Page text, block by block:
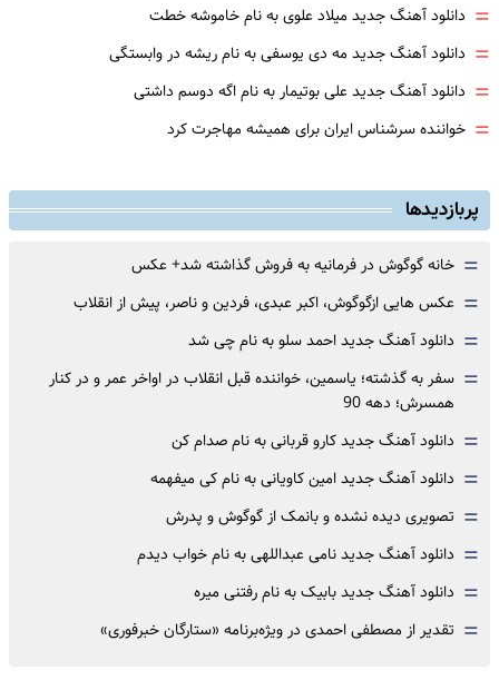
= دانلود آهنگ جدید میلاد علوی به نام خاموشه خطت
= دانلود آهنگ جدید مه دی یوسفی به نام ریشه در وابستگی
= دانلود آهنگ جدید علی بوتیمار به نام اگه دوسم داشتی
= خواننده سرشناس ایران برای همیشه مهاجرت کرد
پربازدیدها
= خانه گوگوش در فرمانیه به فروش گذاشته شد+ عکس
= عکس هایی ازگوگوش، اکبر عبدی، فردین و ناصر، پیش از انقلاب
= دانلود آهنگ جدید احمد سلو به نام چی شد
= سفر به گذشته؛ یاسمین، خواننده قبل انقلاب در اواخر عمر و در کنار
همسرش؛ دهه 90
= دانلود آهنگ جدید کارو قربانی به نام صدام کن
= دانلود آهنگ جدید امین کاویانی به نام کی میفهمه
= تصویری دیده نشده و بانمک از گوگوش و پدرش
= دانلود آهنگ جدید نامی عبداللهی به نام خواب دیدم
= دانلود آهنگ جدید بابیک به نام رفتنی میره
= تقدیر از مصطفی احمدی در ویژه‌برنامه «ستارگان خبرفوری»